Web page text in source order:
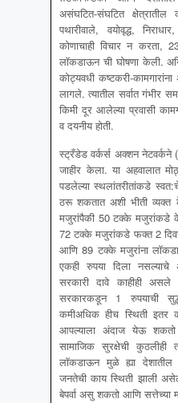
असंघटित-संघटित क्षेत्रातील
पथारीवाले, वयोवृद्ध,
कोणाचाही विचार न करता,
लॉकडाऊन ची घोषणा केली.
कोट्यवधी कष्टकरी-कामगारांना
लागले. त्यातील सर्वात गंभीर
किमी दूर आलेल्या प्रवासी
व दयनीय होती.
स्ट्रँडेड वर्कर्स अक्शन नेटवर्कने
जाहीर केला. या अहवालात
पडलेल्या स्थलांतरीतांकडे
ठरू शकतात अशी भीती व्यक्त
मजुरांपैकी 50 टक्के मजुरांकडे
72 टक्के मजुरांकडे फक्त 2
आणि 89 टक्के मजुरांना
एकही रुपया दिला
सरकारी दावे काहीही असले
सरकारकडून 1 रुपयाची
कमीअधिक हीच स्थिती इतर
आपल्याला अंदाज येऊ शकतो
सामाजिक सुरक्षेची कुठलीही
लॉकडाऊन मुळे ह्या देशातील
जनतेची काय स्थिती झाली
बेपर्वा असु शकतो आणि सत्तेच्या